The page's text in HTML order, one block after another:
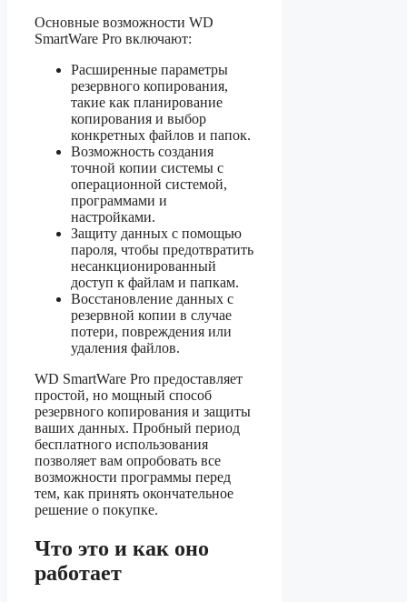
Основные возможности WD
SmartWare Pro включают:
Расширенные параметры
резервного копирования,
такие как планирование
копирования и выбор
конкретных файлов и папок.
Возможность создания
точной копии системы с
операционной системой,
программами и
настройками.
Защиту данных с помощью
пароля, чтобы предотвратить
несанкционированный
доступ к файлам и папкам.
Восстановление данных с
резервной копии в случае
потери, повреждения или
удаления файлов.
WD SmartWare Pro предоставляет
простой, но мощный способ
резервного копирования и защиты
ваших данных. Пробный период
бесплатного использования
позволяет вам опробовать все
возможности программы перед
тем, как принять окончательное
решение о покупке.
Что это и как оно
работает